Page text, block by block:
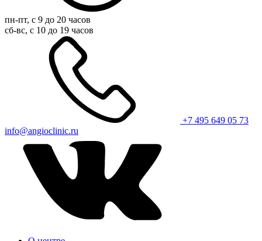
пн-пт, с 9 до 20 часов
сб-вс, с 10 до 19 часов
+7 495 649 05 73
info@angioclinic.ru